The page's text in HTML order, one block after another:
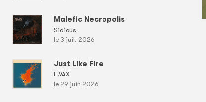
Malefic Necropolis
Sidious
le 3 juil. 2026
Just Like Fire
E.VAX
le 29 juin 2026